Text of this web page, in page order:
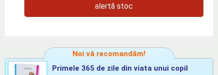
alertă stoc
Noi vă recomandăm!
Primele 365 de zile din viata unui copil